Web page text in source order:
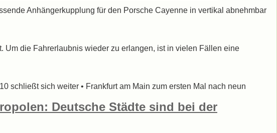
Anhängerkupplung für den Porsche Cayenne in vertikal abnehmbar
Um die Fahrerlaubnis wieder zu erlangen, ist in vielen Fällen eine
schließt sich weiter • Frankfurt am Main zum ersten Mal nach neun
Deutsche Städte sind bei der